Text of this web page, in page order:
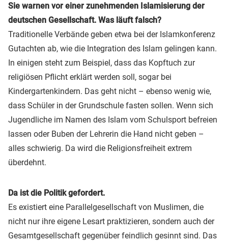
Sie warnen vor einer zunehmenden Islamisierung der
deutschen Gesellschaft. Was läuft falsch?
Traditionelle Verbände geben etwa bei der Islamkonferenz
Gutachten ab, wie die Integration des Islam gelingen kann.
In einigen steht zum Beispiel, dass das Kopftuch zur
religiösen Pflicht erklärt werden soll, sogar bei
Kindergartenkindern. Das geht nicht – ebenso wenig wie,
dass Schüler in der Grundschule fasten sollen. Wenn sich
Jugendliche im Namen des Islam vom Schulsport befreien
lassen oder Buben der Lehrerin die Hand nicht geben –
alles schwierig. Da wird die Religionsfreiheit extrem
überdehnt.
Da ist die Politik gefordert.
Es existiert eine Parallelgesellschaft von Muslimen, die
nicht nur ihre eigene Lesart praktizieren, sondern auch der
Gesamtgesellschaft gegenüber feindlich gesinnt sind. Das